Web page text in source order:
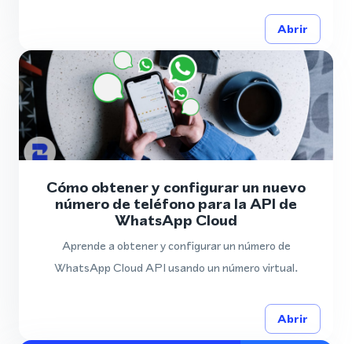
Abrir
Cómo obtener y configurar un nuevo
número de teléfono para la API de
WhatsApp Cloud
Aprende a obtener y configurar un número de
WhatsApp Cloud API usando un número virtual.
Abrir